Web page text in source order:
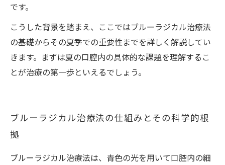
です。
こうした背景を踏まえ、ここではブルーラジカル治療法
の基礎からその夏季での重要性までを詳しく解説してい
きます。まずは夏の口腔内の具体的な課題を理解するこ
とが治療の第一歩といえるでしょう。
ブルーラジカル治療法の仕組みとその科学的根
拠
ブルーラジカル治療法は、青色の光を用いて口腔内の細